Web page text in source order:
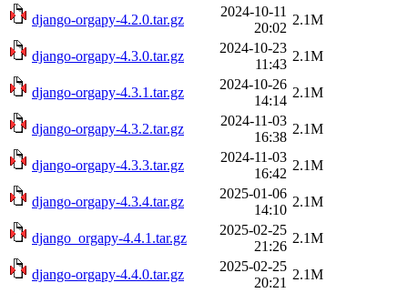
django-orgapy-4.2.0.tar.gz
2024-10-11
20:02
2.1M
django-orgapy-4.3.0.tar.gz
2024-10-23
11:43
2.1M
django-orgapy-4.3.1.tar.gz
2024-10-26
14:14
2.1M
django-orgapy-4.3.2.tar.gz
2024-11-03
16:38
2.1M
django-orgapy-4.3.3.tar.gz
2024-11-03
16:42
2.1M
django-orgapy-4.3.4.tar.gz
2025-01-06
14:10
2.1M
django_orgapy-4.4.1.tar.gz
2025-02-25
21:26
2.1M
django-orgapy-4.4.0.tar.gz
2025-02-25
20:21
2.1M